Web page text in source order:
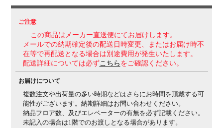
(50mmストローク)・オートフィットシンクロロッキン
グ 体重に合わせてロッキングの強さを自動的に調整し
ます。・ロッキング反力簡易調節(5段階) ・ロッキング
角度範囲調節(0度、6度、13度、20度)
梱包数 5
保証について 1～10年保証(部位により保証期間が変わります)
ご注意
この商品はメーカー直送便にてお届けします。
メールでの納期確定後の配送日時変更、またはお届け時不
在等で再配送となる場合は別途費用が発生いたします。
配送詳細については必ずこちら をご確認ください。
お届けについて
複数注文や出荷量の多い時期などはさらにお時間を頂戴する可
能性がございます。納期詳細はお問い合わせください。
納品フロア数、及びエレベーターの有無を必ず記載ください。
未記入の場合は1階でのお渡しとなる場合があります。